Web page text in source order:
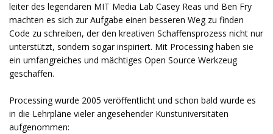
leiter des legendären MIT Media Lab Casey Reas und Ben Fry
machten es sich zur Aufgabe einen besseren Weg zu finden
Code zu schreiben, der den kreativen Schaffensprozess nicht nur
unterstützt, sondern sogar inspiriert. Mit Processing haben sie
ein umfangreiches und mächtiges Open Source Werkzeug
geschaffen.
Processing wurde 2005 veröffentlicht und schon bald wurde es
in die Lehrpläne vieler angesehender Kunstuniversitäten
aufgenommen: